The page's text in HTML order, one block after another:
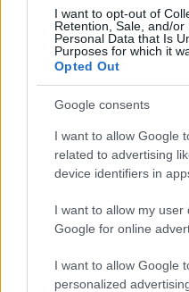
I want to opt-out of
Retention, Sale, and/or
Personal Data that Is
Purposes for which it
Opted Out
Google consents
I want to allow Google
related to advertising
device identifiers in
I want to allow my user
Google for online
I want to allow Google
personalized
HÍRLEVÉL
Feliratkozom a
szabályzatot!